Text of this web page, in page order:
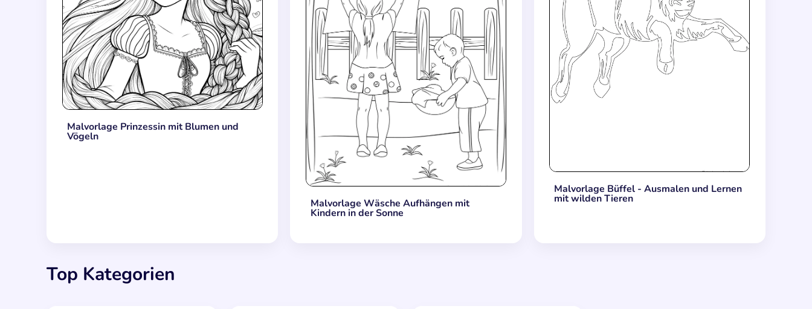
Malvorlage Prinzessin mit Blumen und
Vögeln
Malvorlage Wäsche Aufhängen mit
Kindern in der Sonne
Malvorlage Büffel - Ausmalen und Lernen
mit wilden Tieren
Top Kategorien